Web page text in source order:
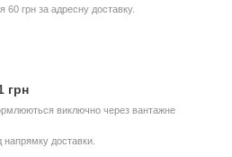
60 грн за адресну доставку.
грн
виключно через вантажне
напрямку доставки.